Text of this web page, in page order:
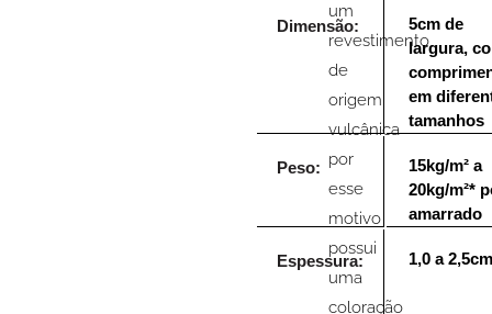
Dimensão:
5cm de
largura,
em
tamanhos
Peso:
15kg/m² a
20kg/m²*
amarrado
Espessura: 1,0 a 2,5cm
um
revestimento
de
origem
vulcânica
por
esse
motivo
possui
uma
coloração